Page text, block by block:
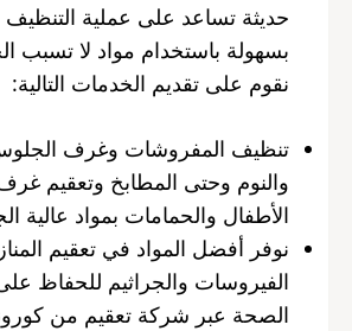
حديثة تساعد على عملية التنظيف
بسهولة باستخدام مواد لا تسبب
نقوم على تقديم الخدمات التالية:
تنظيف المفروشات وغرف
والنوم وحتى المطابخ وتعقيم
الأطفال والحمامات بمواد عالية
نوفر أفضل المواد في تعقيم
الفيروسات والجراثيم للحفاظ
الصحة عبر شركة تعقيم من